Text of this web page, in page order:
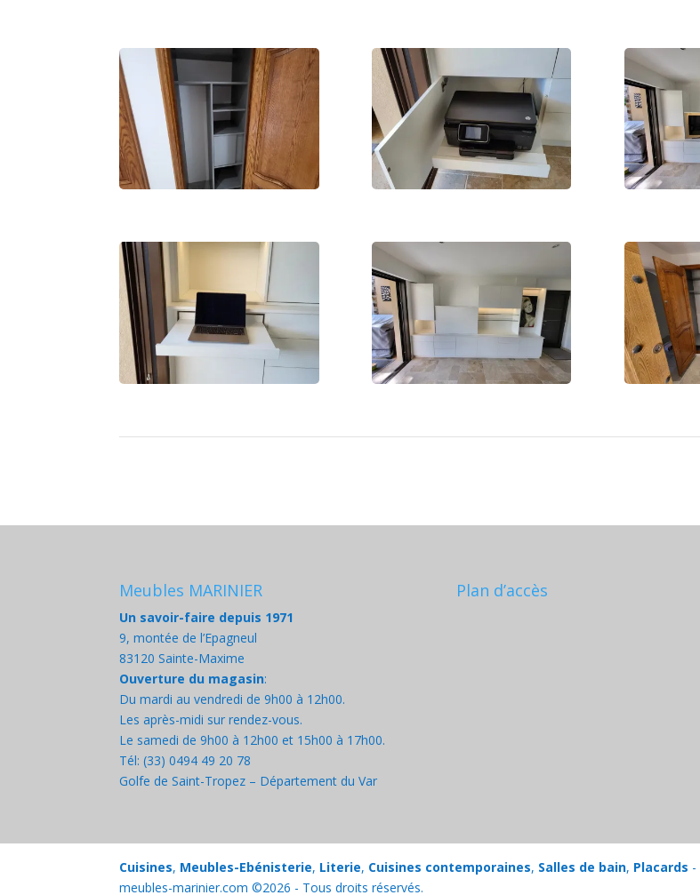
Meubles MARINIER
Un savoir-faire depuis 1971
9, montée de l’Epagneul
83120 Sainte-Maxime
Ouverture du magasin:
Du mardi au vendredi de 9h00 à 12h00.
Les après-midi sur rendez-vous.
Le samedi de 9h00 à 12h00 et 15h00 à 17h00.
Tél: (33) 0494 49 20 78
Golfe de Saint-Tropez – Département du Var
Plan d’accès
Cuisines, Meubles-Ebénisterie, Literie, Cuisines contemporaines, Salles de bain, Placards -
meubles-marinier.com ©2026 - Tous droits réservés.